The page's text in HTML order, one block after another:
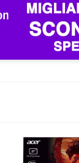
rapidità del
così come la
massimo. In